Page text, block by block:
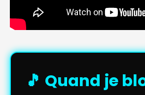
🎵 Quand je